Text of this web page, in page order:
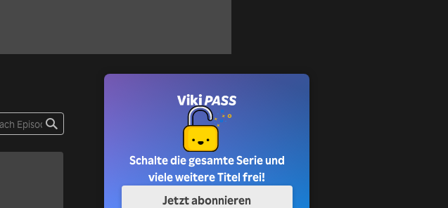
Schalte die gesamte Serie und
viele weitere Titel frei!
Jetzt abonnieren